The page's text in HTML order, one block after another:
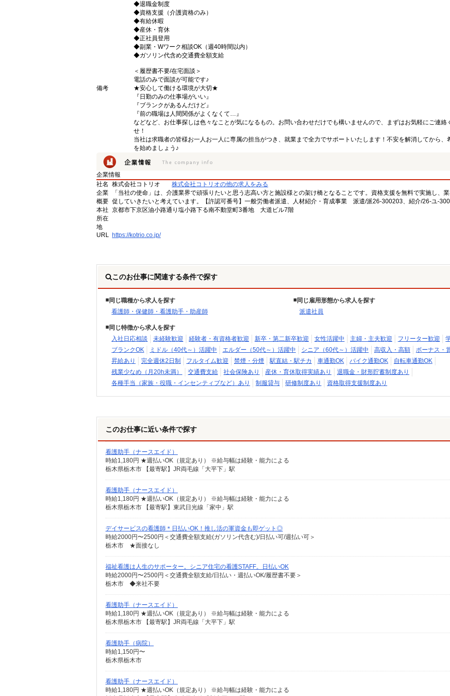
◆退職金制度
◆資格支援（介護資格のみ）
◆有給休暇
◆産休・育休
◆正社員登用
◆副業・Wワーク相談OK（週40時間以内）
◆ガソリン代含め交通費全額支給
＜履歴書不要/在宅面談＞
電話のみで面談が可能です♪
備考
★安心して働ける環境が大切★
『日勤のみの仕事場がいい』
『ブランクがあるんだけど』
『前の職場は人間関係がよくなくて…』
などなど、お仕事探しは色々なことが気になるもの。お問い合わせだけでも構いませんので、まずはお気軽にご連絡
せ！
当社は求職者の皆様お一人お一人に専属の担当がつき、就業まで全力でサポートいたします！不安を解消してから、
を始めましょう♪
企業情報
社名
株式会社コトリオ
株式会社コトリオの他の求人をみる
企業
概要
「当社の使命」は、介護業界で頑張りたいと思う志高い方と施設様との架け橋となることです。資格支援を無料で実施し、
促していきたいと考えています。【許認可番号】一般労働者派遣、人材紹介・育成事業 派遣/派26-300203、紹介/26-ユ-
本社
所在
地
京都市下京区油小路通り塩小路下る南不動堂町3番地 大道ビル7階
URL https://kotrio.co.jp/
このお仕事に関連する条件で探す
同じ職種から求人を探す
看護師・保健師・看護助手・助産師
同じ雇用形態から求人を探す
派遣社員
同じ特徴から求人を探す
入社日応相談
未経験歓迎 経験者・有資格者歓迎 新卒・第二新卒歓迎 女性活躍中 主婦・主夫歓迎 フリーター歓迎
ブランクOK
ミドル（40代～）活躍中 エルダー（50代～）活躍中 シニア（60代～）活躍中 高収入・高額
ボーナス・
昇給あり
完全週休2日制 フルタイム歓迎 禁煙・分煙 駅直結・駅チカ 車通勤OK バイク通勤OK
自転車通勤OK
残業少なめ（月20h未満）
交通費支給 社会保険あり 産休・育休取得実績あり
退職金・財形貯蓄制度あり
各種手当（家族・役職・インセンティブなど）あり
制服貸与 研修制度あり 資格取得支援制度あり
このお仕事に近い条件で探す
看護助手（ナースエイド）
時給1,180円 ★週払いOK（規定あり） ※給与幅は経験・能力による
栃木県栃木市 【最寄駅】JR両毛線「大平下」駅
看護助手（ナースエイド）
時給1,180円 ★週払いOK（規定あり） ※給与幅は経験・能力による
栃木県栃木市 【最寄駅】東武日光線「家中」駅
デイサービスの看護師＊日払いOK！推し活の軍資金も即ゲット◎
時給2000円〜2500円＜交通費全額支給(ガソリン代含む)/日払い可/週払い可＞
栃木市 ★面接なし
福祉看護は人生のサポーター。シニア住宅の看護STAFF。日払いOK
時給2000円〜2500円＜交通費全額支給/日払い・週払いOK/履歴書不要＞
栃木市 ◆来社不要
看護助手（ナースエイド）
時給1,180円 ★週払いOK（規定あり） ※給与幅は経験・能力による
栃木県栃木市 【最寄駅】JR両毛線「大平下」駅
看護助手（病院）
時給1,150円〜
栃木県栃木市
看護助手（ナースエイド）
時給1,180円 ★週払いOK（規定あり） ※給与幅は経験・能力による